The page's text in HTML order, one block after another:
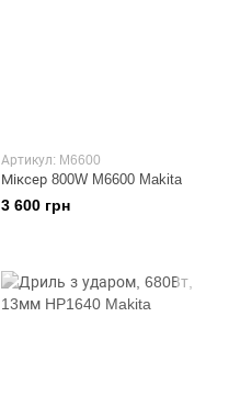
Артикул: M6600
Міксер 800W M6600 Makita
3 600 грн